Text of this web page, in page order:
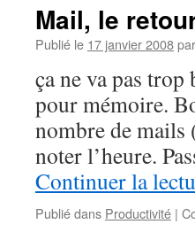
Mail, le
Publié le 17 janvier 2008par
ça ne va pas
pour mémoire.
nombre de
noter l’heure.
Continuer la
Publié dans Productivité |